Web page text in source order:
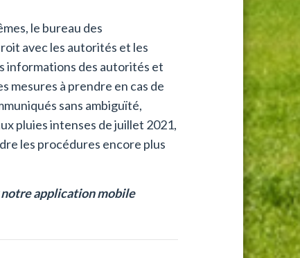
le bureau des
avec les autorités et les
informations des autorités et
mesures à prendre en cas de
sans ambiguïté,
pluies intenses de juillet 2021,
les procédures encore plus
application mobile